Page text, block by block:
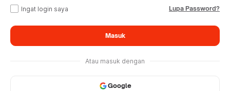
Ingat login saya Lupa Password?
Masuk
Atau masuk dengan
Google